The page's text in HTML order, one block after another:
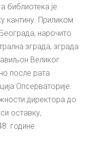
библиотека је
кантину. Приликом
нарочито
зграда, зграда
Великог
после рата
Опсерваторије.
директора до
оставку,
године.